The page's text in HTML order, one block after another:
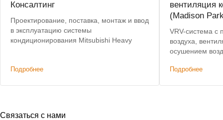
Консалтинг
Проектирование, поставка, монтаж и ввод
в эксплуатацию системы
кондиционирования Mitsubishi Heavy
Подробнее
вентиляция
(Madison
VRV-система с
воздуха,
осушением
Подробнее
Связаться с нами